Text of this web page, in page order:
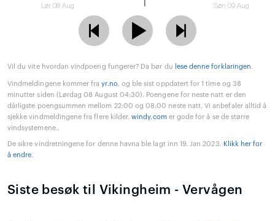
Lør 08 Aug
Søn 09 Aug
Vil du vite hvordan vindpoeng fungerer? Da bør du lese denne forklaringen.
Vindmeldingene kommer frayr.no, og ble sist oppdatert for 1 time og 38
minutter siden (Lørdag 08 August 04:30). Poengene for neste natt er den
dårligste poengsummen mellom 22:00 og 08:00 neste natt. Vi anbefaler alltid å
sjekke vindmeldingene fra flere kilder.windy.comer gode for å se de større
vindsystemene..
De sikre vindretningene for denne havna ble lagt inn 19. Jan 2023. Klikk her for
å endre.
Siste besøk til Vikingheim - Vervågen